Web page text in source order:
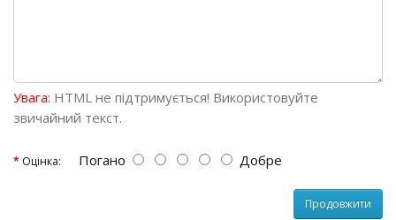
Увага: HTML не підтримується! Використовуйте
звичайний текст.
Оцінка: Погано Добре
Продовжити